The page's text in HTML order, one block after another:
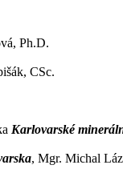
Ph.D.
CSc.
Karlovarské
, Mgr. Michal